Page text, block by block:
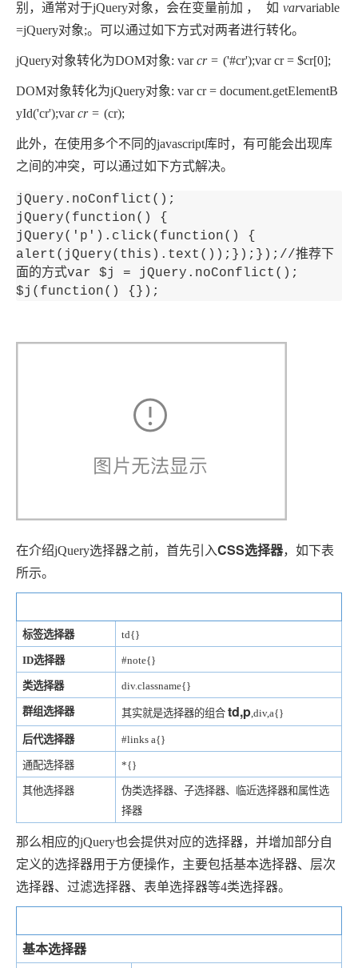
别，通常对于jQuery对象，会在变量前加 ， 如 varvariable
=jQuery对象;。可以通过如下方式对两者进行转化。
jQuery对象转化为DOM对象: varcr = ('#cr');var cr = $cr[0];
DOM对象转化为jQuery对象: var cr = document.getElementB
yId('cr');varcr = (cr);
此外，在使用多个不同的javascript库时，有可能会出现库
之间的冲突，可以通过如下方式解决。
jQuery.noConflict();
jQuery(function() {
jQuery('p').click(function() {
alert(jQuery(this).text());});});//推荐下
面的方式var $j = jQuery.noConflict();
$j(function() {});
在介绍jQuery选择器之前，首先引入CSS选择器，如下表
所示。
标签选择器 td{}
ID选择器 #note{}
类选择器 div.classname{}
群组选择器 其实就是选择器的组合 td,p,div,a{}
后代选择器 #links a{}
通配选择器 *{}
其他选择器
伪类选择器、子选择器、临近选择器和属性选
择器
那么相应的jQuery也会提供对应的选择器，并增加部分自
定义的选择器用于方便操作，主要包括基本选择器、层次
选择器、过滤选择器、表单选择器等4类选择器。
基本选择器